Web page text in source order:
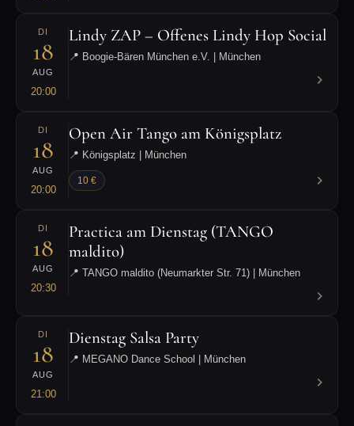
DI
18
AUG
20:00
Lindy ZAP – Offenes Lindy Hop Social
📍 Boogie-Bären München e.V. | München
DI
18
AUG
20:00
Open Air Tango am Königsplatz
📍 Königsplatz | München
10 €
DI
18
AUG
20:30
Practica am Dienstag (TANGO
maldito)
📍 TANGO maldito (Neumarkter Str. 71) | München
DI
18
AUG
21:00
Dienstag Salsa Party
📍 MEGANO Dance School | München